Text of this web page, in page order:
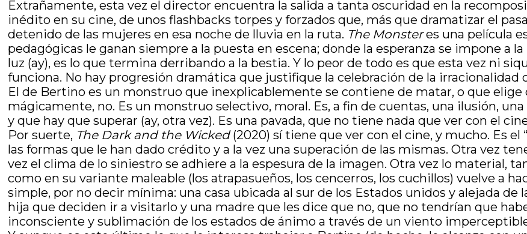
Extrañamente, esta vez el director encuentra la salida a tanta oscuridad en la
inédito en su cine, de unos flashbacks torpes y forzados que, más que dramatizar el
detenido de las mujeres en esa noche de lluvia en la ruta. The Monsteres una película
pedagógicas le ganan siempre a la puesta en escena; donde la esperanza se impone a
luz (ay), es lo que termina derribando a la bestia. Y lo peor de todo es que esta vez ni
funciona. No hay progresión dramática que justifique la celebración de la irracionalidad
El de Bertino es un monstruo que inexplicablemente se contiene de matar, o que elige
mágicamente, no. Es un monstruo selectivo, moral. Es, a fin de cuentas, una ilusión,
y que hay que superar (ay, otra vez). Es una pavada, que no tiene nada que ver con el
Por suerte, The Dark and the Wicked(2020) sí tiene que ver con el cine, y mucho. Es el
las formas que le han dado crédito y a la vez una superación de las mismas. Otra vez
vez el clima de lo siniestro se adhiere a la espesura de la imagen. Otra vez lo material,
como en su variante maleable (los atrapasueños, los cencerros, los cuchillos) vuelve a
simple, por no decir mínima: una casa ubicada al sur de los Estados unidos y alejada
hija que deciden ir a visitarlo y una madre que les dice que no, que no tendrían que
inconsciente y sublimación de los estados de ánimo a través de un viento